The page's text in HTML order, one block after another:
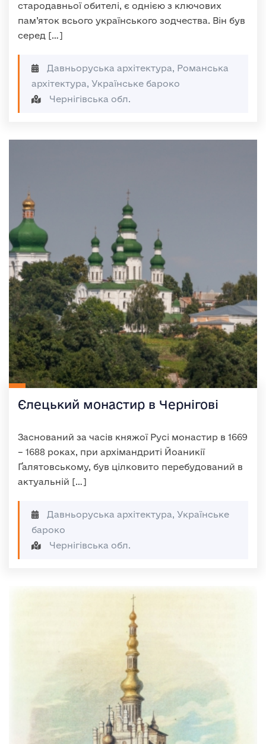
стародавньої обителі, є однією з ключових
пам’яток всього українського зодчества. Він був
серед […]
Давньоруська архітектура, Романська
архітектура, Українське бароко
Чернігівська обл.
Єлецький монастир в Чернігові
Заснований за часів княжої Русі монастир в 1669
– 1688 роках, при архімандриті Йоаникії
Ґалятовському, був цілковито перебудований в
актуальній […]
Давньоруська архітектура, Українське
бароко
Чернігівська обл.